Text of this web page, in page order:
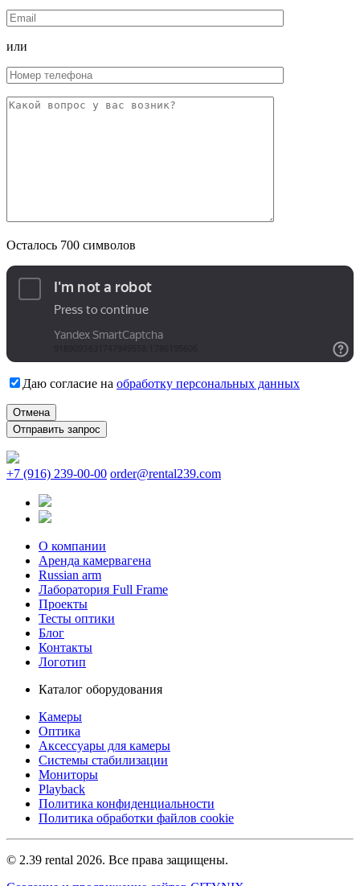
или
Осталось 700 символов
Даю согласие на обработку персональных данных
Отмена
+7 (916) 239-00-00 order@rental239.com
О компании
Аренда камервагена
Russian arm
Лаборатория Full Frame
Проекты
Тесты оптики
Блог
Контакты
Логотип
Каталог оборудования
Камеры
Оптика
Аксессуары для камеры
Системы стабилизации
Мониторы
Playback
Политика конфиденциальности
Политика обработки файлов cookie
© 2.39 rental 2026. Все права защищены.